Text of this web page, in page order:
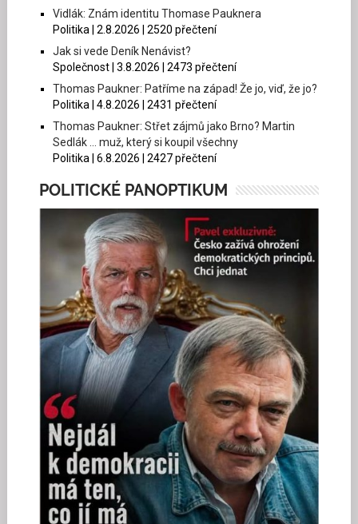
Vidlák: Znám identitu Thomase Pauknera
Politika | 2.8.2026 | 2520 přečtení
Jak si vede Deník Nenávist?
Společnost | 3.8.2026 | 2473 přečtení
Thomas Paukner: Patříme na západ! Že jo, viď, že jo?
Politika | 4.8.2026 | 2431 přečtení
Thomas Paukner: Střet zájmů jako Brno? Martin
Sedlák … muž, který si koupil všechny
Politika | 6.8.2026 | 2427 přečtení
POLITICKÉ PANOPTIKUM